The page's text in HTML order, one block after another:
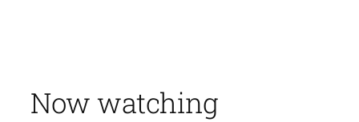
Now watching